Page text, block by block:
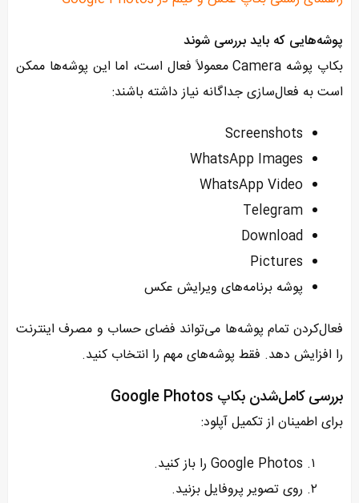
پوشه‌هایی که باید بررسی شوند
بکاپ پوشه Camera معمولاً فعال است، اما این پوشه‌ها ممکن
است به فعال‌سازی جداگانه نیاز داشته باشند:
Screenshots
WhatsApp Images
WhatsApp Video
Telegram
Download
Pictures
پوشه برنامه‌های ویرایش عکس
فعال‌کردن تمام پوشه‌ها می‌تواند فضای حساب و مصرف اینترنت
را افزایش دهد. فقط پوشه‌های مهم را انتخاب کنید.
بررسی کامل‌شدن بکاپ Google Photos
برای اطمینان از تکمیل آپلود:
Google Photos را باز کنید.
روی تصویر پروفایل بزنید.